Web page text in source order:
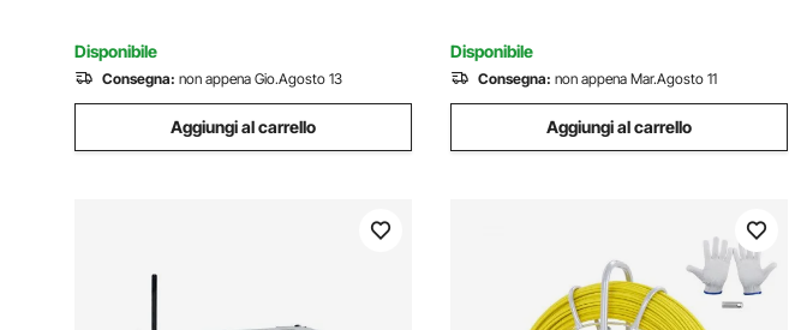
Disponibile
Consegna: non appena Gio.Agosto 13
Aggiungi al carrello
Disponibile
Consegna: non appena Mar.Agosto 11
Aggiungi al carrello